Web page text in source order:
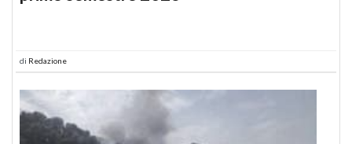
di Redazione